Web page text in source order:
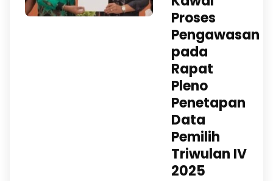
Proses
Pengawasan
pada
Rapat
Pleno
Penetapan
Data
Pemilih
Triwulan IV
2025